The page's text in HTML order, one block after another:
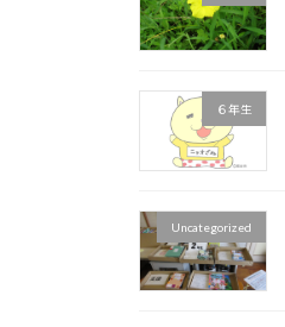
６年生
Uncategorized